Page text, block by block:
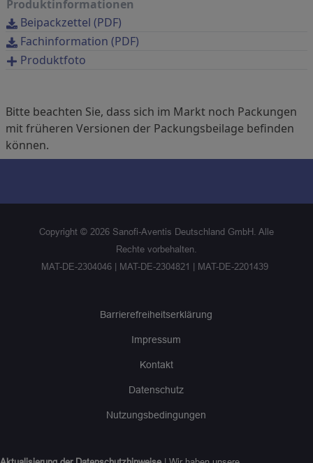
Produktinformationen
Beipackzettel (PDF)
Fachinformation (PDF)
Produktfoto
Bitte beachten Sie, dass sich im Markt noch Packungen
mit früheren Versionen der Packungsbeilage befinden
können.
Copyright © 2026Sanofi-Aventis Deutschland GmbH. Alle
Rechte vorbehalten.
MAT-DE-2304046 | MAT-DE-2304821 | MAT-DE-2201439
Nutzungsbedingungen
Datenschutz
Kontakt
Impressum
Barrierefreiheitserklärung